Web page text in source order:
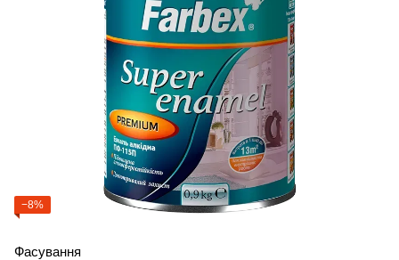
−8%
Фасування